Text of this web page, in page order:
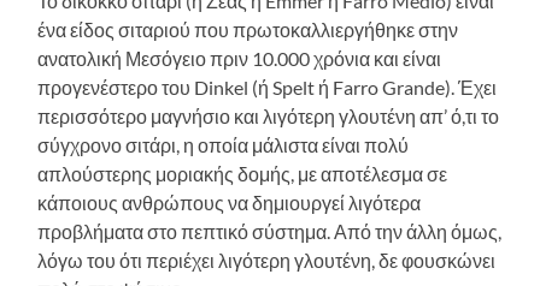
ένα είδος σιταριού που πρωτοκαλλιεργήθηκε στην
ανατολική Μεσόγειο πριν 10.000 χρόνια και είναι
προγενέστερο του Dinkel (ή Spelt ή Farro Grande). Έχει
περισσότερο μαγνήσιο και λιγότερη γλουτένη απ’ ό,τι το
σύγχρονο σιτάρι, η οποία μάλιστα είναι πολύ
απλούστερης μοριακής δομής, με αποτέλεσμα σε
κάποιους ανθρώπους να δημιουργεί λιγότερα
προβλήματα στο πεπτικό σύστημα. Από την άλλη όμως,
λόγω του ότι περιέχει λιγότερη γλουτένη, δε φουσκώνει